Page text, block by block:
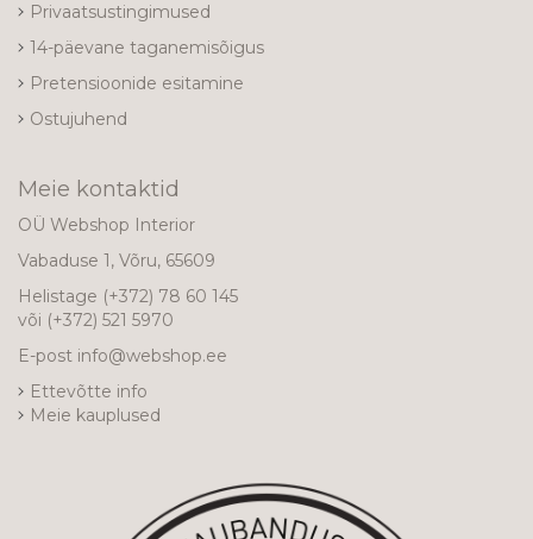
Privaatsustingimused
14-päevane taganemisõigus
Pretensioonide esitamine
Ostujuhend
Meie kontaktid
OÜ Webshop Interior
Vabaduse 1, Võru, 65609
Helistage (+372) 78 60 145
või (+372) 521 5970
E-post info@webshop.ee
Ettevõtte info
Meie kauplused